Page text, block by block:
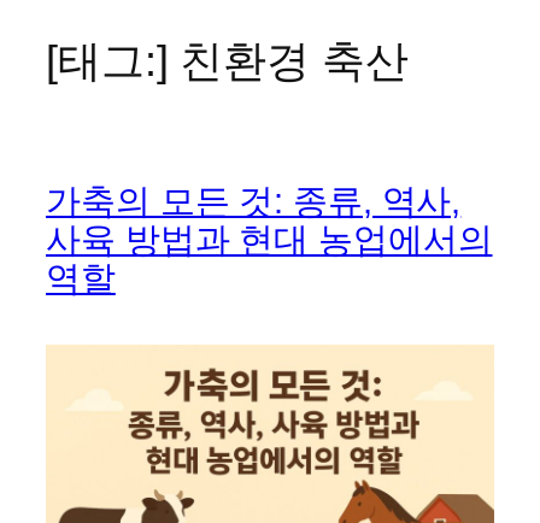
[태그:] 친환경 축산
가축의 모든 것: 종류, 역사,
사육 방법과 현대 농업에서의
역할